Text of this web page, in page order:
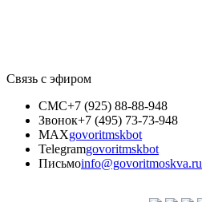
Связь с эфиром
СМС+7 (925) 88-88-948
Звонок+7 (495) 73-73-948
MAXgovoritmskbot
Telegramgovoritmskbot
Письмоinfo@govoritmoskva.ru